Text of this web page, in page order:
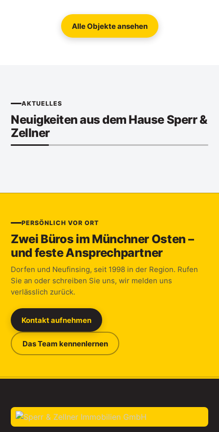
Alle Objekte ansehen
AKTUELLES
Neuigkeiten aus dem Hause Sperr &
Zellner
PERSÖNLICH VOR ORT
Zwei Büros im Münchner Osten –
und feste Ansprechpartner
Dorfen und Neufinsing, seit 1998 in der Region. Rufen
Sie an oder schreiben Sie uns, wir melden uns
verlässlich zurück.
Kontakt aufnehmen
Das Team kennenlernen